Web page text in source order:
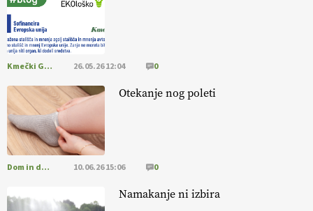
Kmečki Glas 26.05.26 12:04 0
Otekanje nog poleti
Dom in družina 10.06.26 15:06 0
Namakanje ni izbira